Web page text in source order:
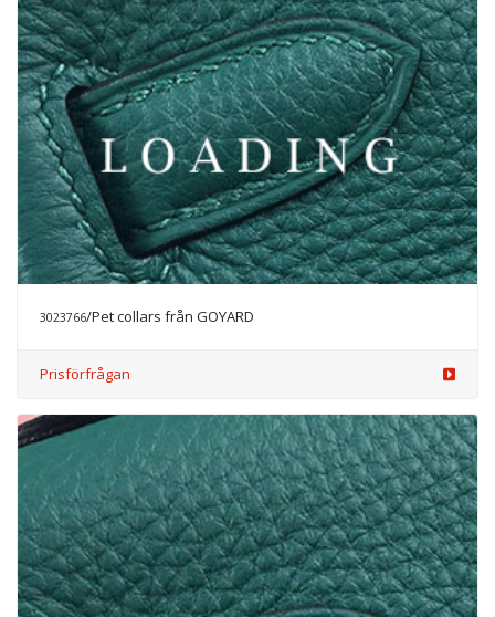
3023766/Pet collars från GOYARD
Prisförfrågan